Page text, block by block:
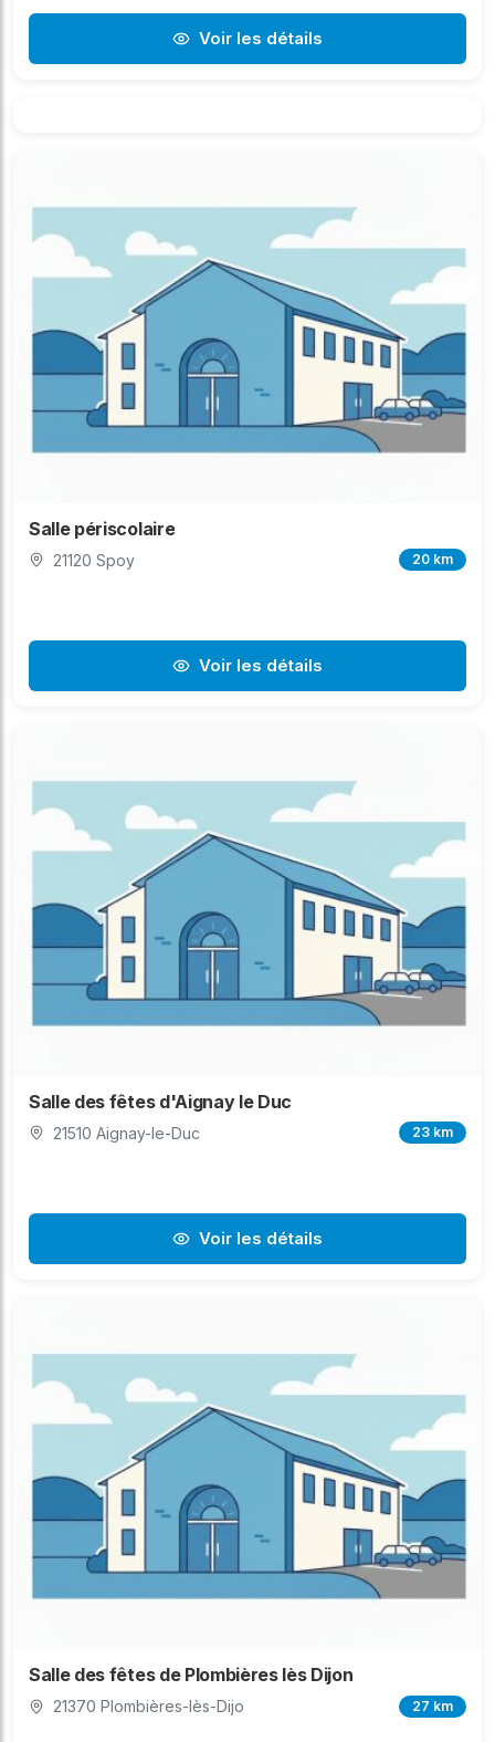
Voir les détails
Salle périscolaire
21120 Spoy 20 km
Voir les détails
Salle des fêtes d'Aignay le Duc
21510 Aignay-le-Duc 23 km
Voir les détails
Salle des fêtes de Plombières lès Dijon
21370 Plombières-lès-Dijo 27 km